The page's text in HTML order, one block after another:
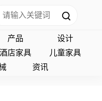
产品
设计
酒店家具
儿童家具
资讯